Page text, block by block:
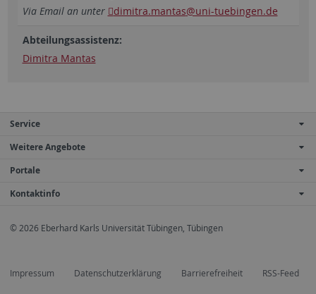
Via Email an unter
dimitra.mantas@uni-tuebingen.de
Abteilungsassistenz:
Dimitra Mantas
Service
Weitere Angebote
Portale
Kontaktinfo
© 2026 Eberhard Karls Universität Tübingen, Tübingen
Impressum Datenschutzerklärung Barrierefreiheit RSS-Feed